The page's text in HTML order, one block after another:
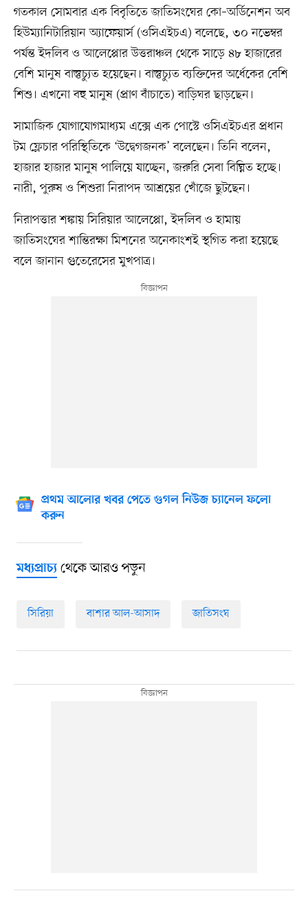
গতকাল সোমবার এক বিবৃতিতে জাতিসংঘের কো–অর্ডিনেশন অব
হিউম্যানিটারিয়ান অ্যাফেয়ার্স (ওসিএইচএ) বলেছে, ৩০ নভেম্বর
পর্যন্ত ইদলিব ও আলেপ্পোর উত্তরাঞ্চল থেকে সাড়ে ৪৮ হাজারের
বেশি মানুষ বাস্তুচ্যুত হয়েছেন। বাস্তুচ্যুত ব্যক্তিদের অর্ধেকের বেশি
শিশু। এখনো বহু মানুষ (প্রাণ বাঁচাতে) বাড়িঘর ছাড়ছেন।
সামাজিক যোগাযোগমাধ্যম এক্সে এক পোস্টে ওসিএইচএর প্রধান
টম ফ্লেচার পরিস্থিতিকে ‘উদ্বেগজনক’ বলেছেন। তিনি বলেন,
হাজার হাজার মানুষ পালিয়ে যাচ্ছেন, জরুরি সেবা বিঘ্নিত হচ্ছে।
নারী, পুরুষ ও শিশুরা নিরাপদ আশ্রয়ের খোঁজে ছুটছেন।
নিরাপত্তার শঙ্কায় সিরিয়ার আলেপ্পো, ইদলিব ও হামায়
জাতিসংঘের শান্তিরক্ষা মিশনের অনেকাংশই স্থগিত করা হয়েছে
বলে জানান গুতেরেসের মুখপাত্র।
প্রথম আলোর খবর পেতে গুগল নিউজ চ্যানেল ফলো
করুন
মধ্যপ্রাচ্যথেকে আরও পড়ুন
সিরিয়া বাশার আল-আসাদ জাতিসংঘ